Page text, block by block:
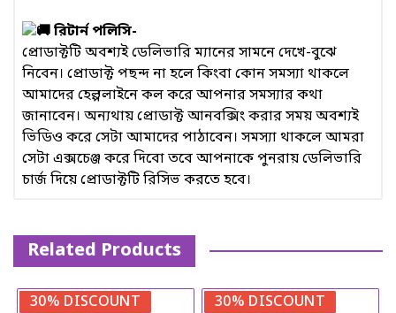
রিটার্ন পলিসি-
প্রোডাক্টটি অবশ্যই ডেলিভারি ম্যানের সামনে দেখে-বুঝে
নিবেন। প্রোডাক্ট পছন্দ না হলে কিংবা কোন সমস্যা থাকলে
আমাদের হেল্পলাইনে কল করে আপনার সমস্যার কথা
জানাবেন। অন্যথায় প্রোডাক্ট আনবক্সিং করার সময় অবশ্যই
ভিডিও করে সেটা আমাদের পাঠাবেন। সমস্যা থাকলে আমরা
সেটা এক্সচেঞ্জ করে দিবো তবে আপনাকে পুনরায় ডেলিভারি
চার্জ দিয়ে প্রোডাক্টটি রিসিভ করতে হবে।
Related Products
30% DISCOUNT 30% DISCOUNT